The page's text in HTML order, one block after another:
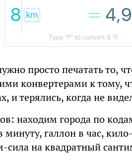
просто печатать то,
конвертерами к тому,
и терялись, когда не
находим города по
галлон в час,
сила на квадратный